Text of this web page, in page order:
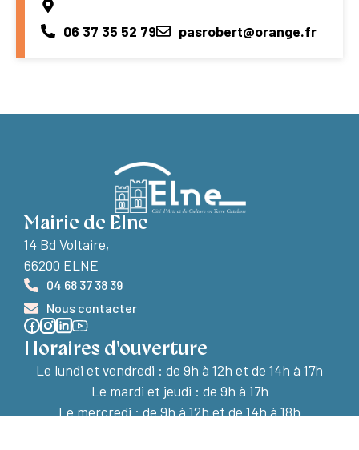
06 37 35 52 79 pasrobert@orange.fr
Mairie de Elne
14 Bd Voltaire,
66200 ELNE
04 68 37 38 39
Nous contacter
Horaires d'ouverture
Le lundi et vendredi : de 9h à 12h et de 14h à 17h
Le mardi et jeudi : de 9h à 17h
Le mercredi : de 9h à 12h et de 14h à 18h